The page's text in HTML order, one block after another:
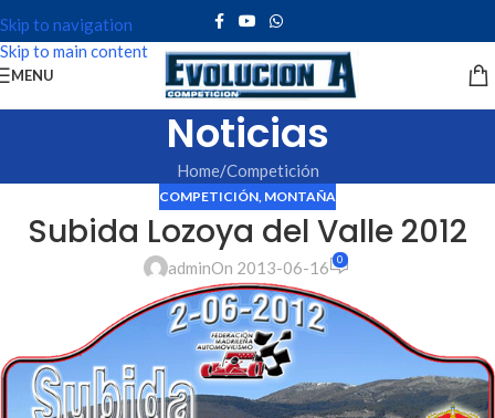
Skip to navigation
Skip to main content
MENU
Noticias
Home Competición
COMPETICIÓN, MONTAÑA
Subida Lozoya del Valle 2012
adminOn 2013-06-16 0